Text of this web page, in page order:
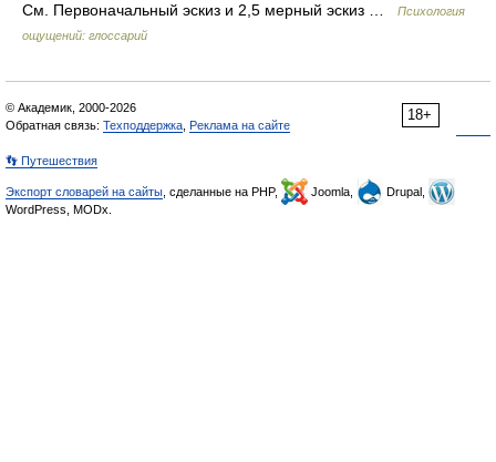
См. Первоначальный эскиз и 2,5 мерный эскиз …
Психология
ощущений: глоссарий
18+
© Академик, 2000-2026
Обратная связь: Техподдержка Реклама на сайте
👣 Путешествия
Экспорт словарей на сайты , сделанные на PHP, Joomla,
Drupal,
WordPress, MODx.